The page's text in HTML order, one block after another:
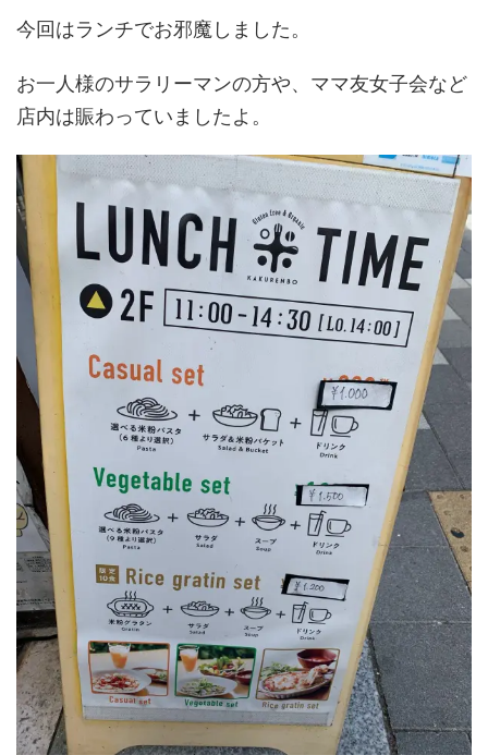
今回はランチでお邪魔しました。
お一人様のサラリーマンの方や、ママ友女子会など
店内は賑わっていましたよ。